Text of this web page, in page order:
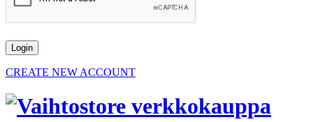
CREATE NEW ACCOUNT